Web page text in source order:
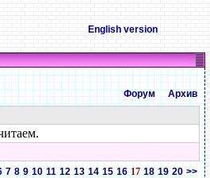
English version
Форум Архив
7 8 9 10 11 12 13 14 15 16 17 18 19 20 >>